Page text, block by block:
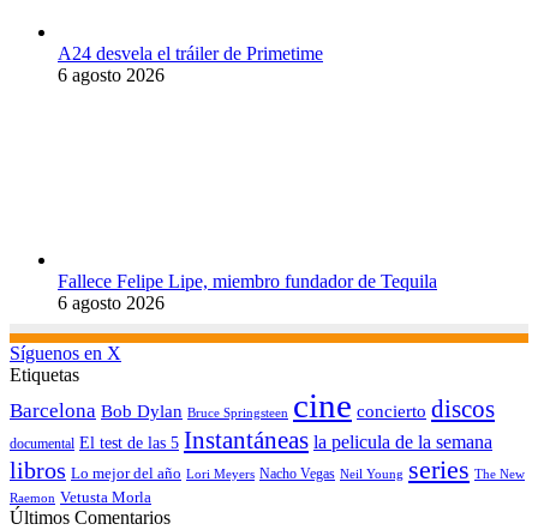
A24 desvela el tráiler de Primetime
6 agosto 2026
Fallece Felipe Lipe, miembro fundador de Tequila
6 agosto 2026
Síguenos en X
Etiquetas
Barcelona Bob Dylan Bruce Springsteen cine concierto discos
documental El test de las 5 Instantáneas la pelicula de la semana
libros Lo mejor del año Lori Meyers Nacho Vegas Neil Young series The New
Raemon Vetusta Morla
Últimos Comentarios